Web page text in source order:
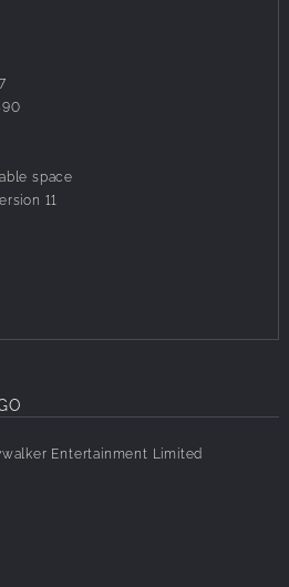
plan de la humanidad para
Los jugadores seguirán a
Floors", el agujero negro secreto
tiempo, y descubrirán su
una conspiración galáctica.
diferente pero
space
11
Entertainment Limited